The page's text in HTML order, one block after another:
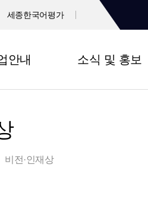
세종한국어평가
안내 소식 및 홍보
비전·인재상